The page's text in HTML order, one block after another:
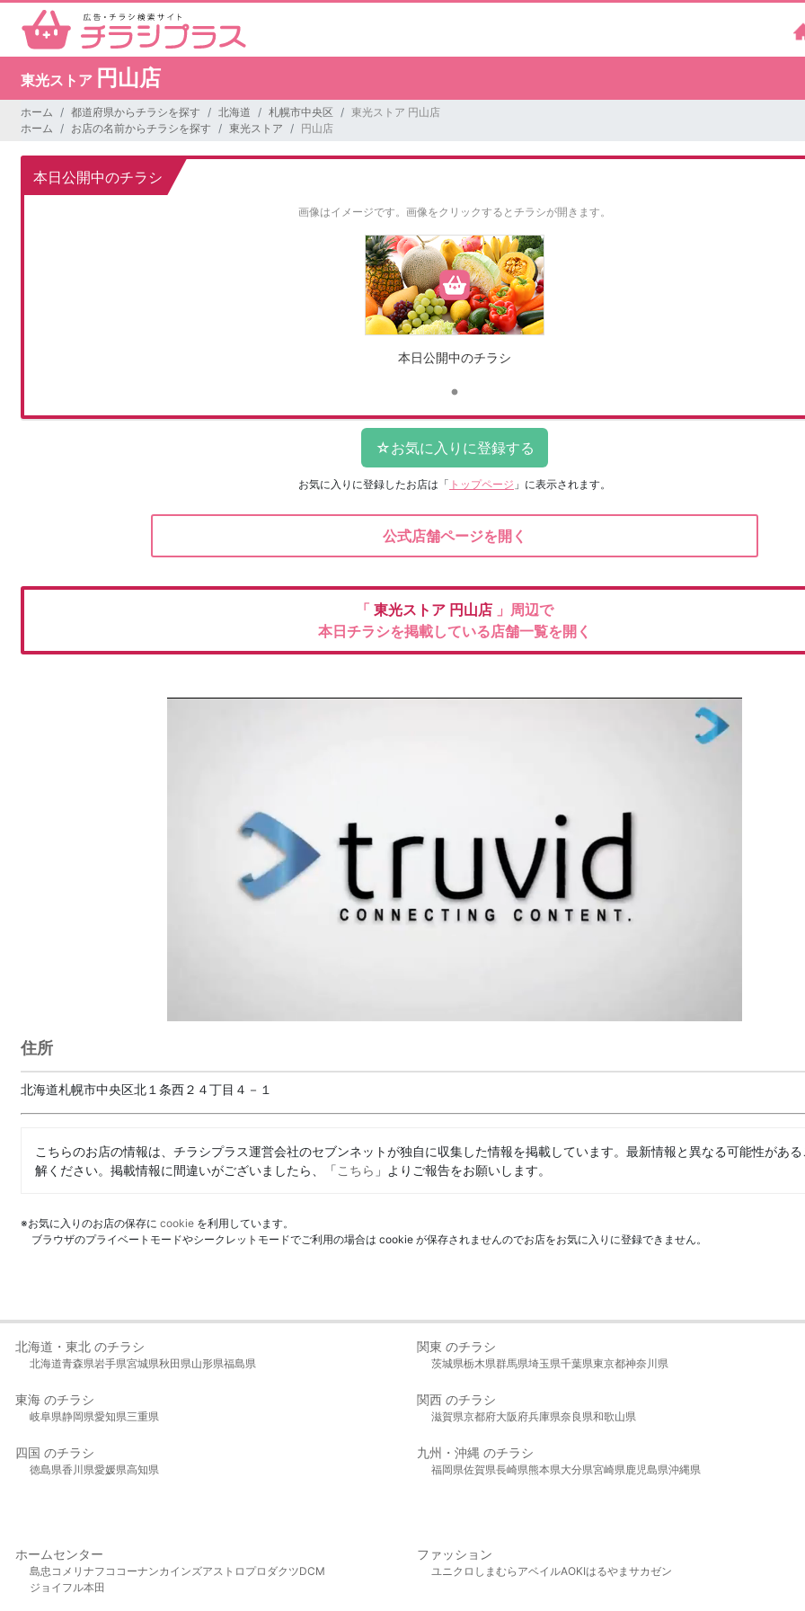
東光ストア 円山店
ホーム 都道府県からチラシを探す 北海道 札幌市中央区
東光ストア 円山店
ホーム
お店の名前からチラシを探す 東光ストア 円山店
本日公開中のチラシ
画像はイメージです。 画像をクリックするとチラシが開きます。
本日公開中のチラシ
お気に入りに登録したお店は 「 トップページ 」に表示されます。
公式店舗ページを開く
「 東光ストア 円山店 」周辺で
本日チラシを掲載している店舗一覧を開く
住所
北海道札幌市中央区北１条西２４丁目４－１
こちらのお店の情報は、チラシプラス運営会社のセブンネットが独自に収集した情報を掲載しています。最新情報と異なる可能性があ
解ください。掲載情報に間違いがございましたら、「こちら 」よりご報告をお願いします。
※お気に入りのお店の保存に cookie を利用しています。
ブラウザのプライベートモードやシークレットモードでご利用の場合は cookie が保存されませんのでお店をお気に入りに登録できません。
北海道・東北 のチラシ
北海道青森県岩手県宮城県秋田県山形県福島県
関東 のチラシ
茨城県栃木県群馬県埼玉県千葉県東京都神奈川県
東海 のチラシ
岐阜県静岡県愛知県三重県
関西 のチラシ
滋賀県京都府大阪府兵庫県奈良県和歌山県
四国 のチラシ
徳島県香川県愛媛県高知県
九州・沖縄 のチラシ
福岡県佐賀県長崎県熊本県大分県宮崎県鹿児島県沖縄県
ホームセンター
島忠 コメリ ナフコ コーナンカインズアストロプロダクツDCM
ジョイフル本田
ファッション
ユニクロ しまむら アベイルAOKIはるやま サカゼン